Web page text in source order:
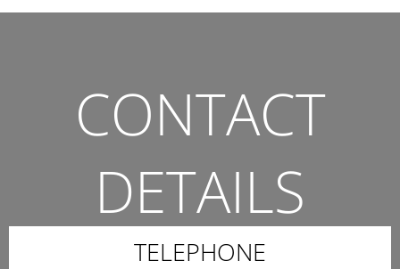
CONTACT
DETAILS
THE QUICKEST WAY TO CONTACT US.
TELEPHONE